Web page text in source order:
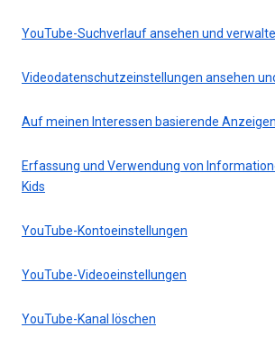
YouTube-Suchverlauf ansehen und
Videodatenschutzeinstellungen ansehen
Auf meinen Interessen basierende Anzeigen
Erfassung und Verwendung von
Kids
YouTube-Kontoeinstellungen
YouTube-Videoeinstellungen
YouTube-Kanal löschen